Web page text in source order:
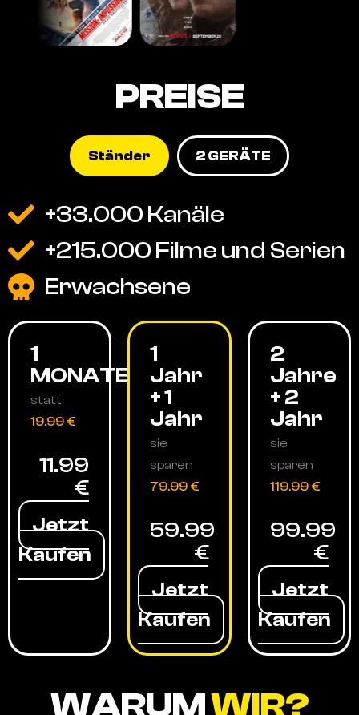
PREISE
Ständer 2 GERÄTE
+33.000 Kanäle
+215.000 Filme und Serien
Erwachsene
1
MONATE
statt
19.99 €
11.99
€
Jetzt
Kaufen
1
Jahr
+ 1
Jahr
sie
sparen
79.99 €
59.99
€
Jetzt
Kaufen
2
Jahre
+ 2
Jahr
sie
sparen
119.99 €
99.99
€
Jetzt
Kaufen
WARUMWIR?